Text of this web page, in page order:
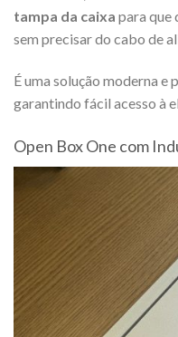
tampa da caixa para que
sem precisar do cabo de
É uma solução moderna
garantindo fácil acesso à
Open Box One com